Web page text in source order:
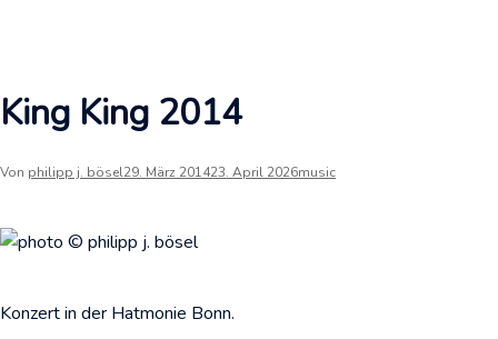
King King 2014
Von philipp j. bösel29. März 201423. April 2026music
Konzert in der Hatmonie Bonn.